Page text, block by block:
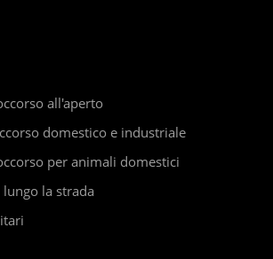
all'aperto
domestico e industriale
per animali domestici
la strada